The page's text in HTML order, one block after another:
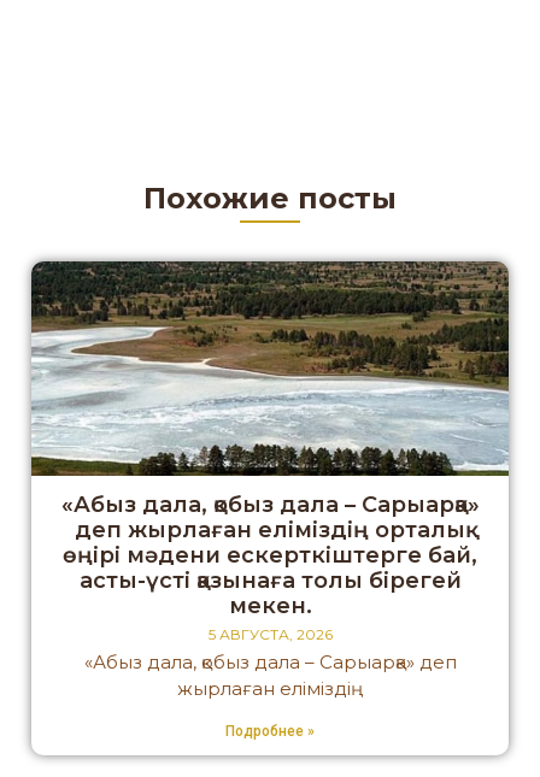
Похожие посты
«Абыз дала, қобыз дала – Сарыарқа»
деп жырлаған еліміздің орталық
өңірі мәдени ескерткіштерге бай,
асты-үсті қазынаға толы бірегей
мекен.
5 АВГУСТА, 2026
«Абыз дала, қобыз дала – Сарыарқа» деп
жырлаған еліміздің
Подробнее »